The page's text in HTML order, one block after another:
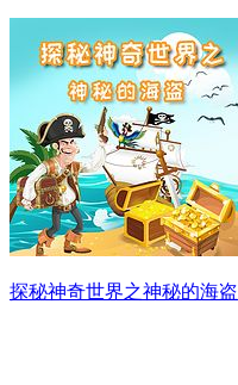
探秘神奇世界之神秘的海盗